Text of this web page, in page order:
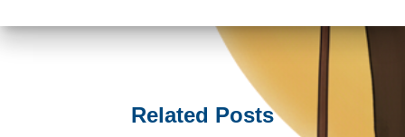
Related Posts